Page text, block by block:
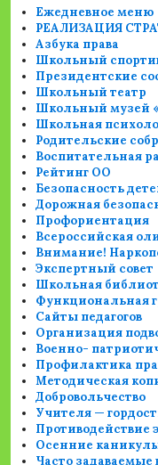
Ежедневное меню
РЕАЛИЗАЦИЯ
Азбука права
Школьный
Президентские
Школьный театр
Школьный музей
Школьная
Родительские
Воспитательная
Рейтинг ОО
Безопасность
Дорожная
Профориентация
Всероссийская
Внимание!
Экспертный совет
Школьная
Функциональная
Сайты педагогов
Организация
Военно-
Профилактика
Методическая
Добровольчество
Учителя —
Противодействие
Осенние
Часто задаваемые